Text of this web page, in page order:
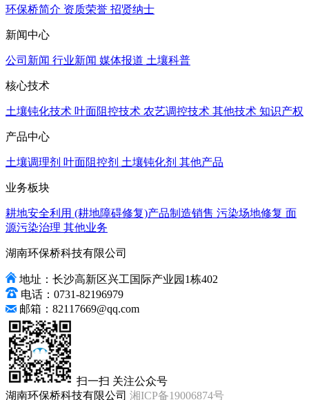
环保桥简介 资质荣誉 招贤纳士
新闻中心
公司新闻 行业新闻 媒体报道 土壤科普
核心技术
土壤钝化技术 叶面阻控技术 农艺调控技术 其他技术 知识产权
产品中心
土壤调理剂 叶面阻控剂 土壤钝化剂 其他产品
业务板块
耕地安全利用 (耕地障碍修复)产品制造销售 污染场地修复 面
源污染治理 其他业务
湖南环保桥科技有限公司
地址：长沙高新区兴工国际产业园1栋402
电话：0731-82196979
邮箱：82117669@qq.com
扫一扫 关注公众号
湖南环保桥科技有限公司 湘ICP备19006874号